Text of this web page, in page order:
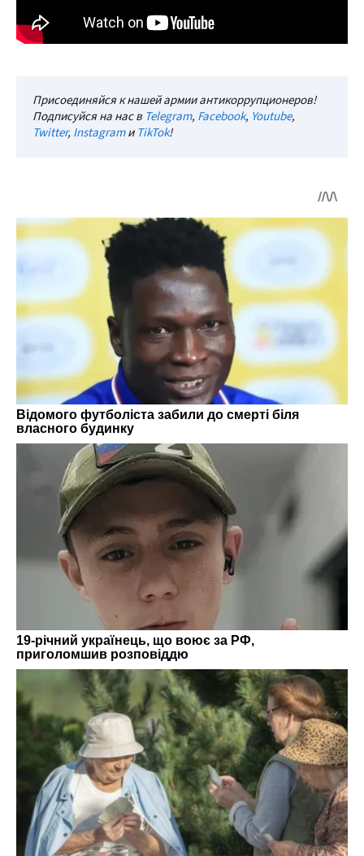
Присоединяйся к нашей армии антикоррупционеров!
Подписуйся на нас в Telegram, Facebook, Youtube,
Twitter, InstagramиTikTok!